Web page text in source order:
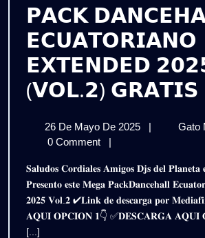
𝗣𝗔𝗖𝗞
𝗘𝗖𝗨𝗔𝗧𝗢𝗥𝗜𝗔𝗡𝗢
𝗘𝗫𝗧𝗘𝗡𝗗𝗘𝗗
(𝗩𝗢𝗟.𝟮) 𝗚𝗥𝗔𝗧𝗜𝗦
26 De Mayo De 2025
26
De
2025
| Gato
0 Comment
|
𝐒𝐚𝐥𝐮𝐝𝐨𝐬 𝐂𝐨𝐫𝐝𝐢𝐚𝐥𝐞𝐬 𝐀𝐦𝐢𝐠𝐨𝐬 𝐃𝐣𝐬 𝐝𝐞𝐥 𝐏𝐥𝐚𝐧𝐞𝐭𝐚 𝐞𝐧𝐭𝐞𝐫𝐨𝐀𝐪𝐮𝐢 𝐥𝐞𝐬
𝐏𝐫𝐞𝐬𝐞𝐧𝐭𝐨 𝐞𝐬𝐭𝐞 𝐌𝐞𝐠𝐚 𝐏𝐚𝐜𝐤𝐃𝐚𝐧𝐜𝐞𝐡𝐚𝐥𝐥
𝟐𝟎𝟐𝟓 𝐕𝐨𝐥.𝟐 ✔𝐋𝐢𝐧𝐤 𝐝𝐞 𝐝𝐞𝐬𝐜𝐚𝐫𝐠𝐚 𝐩𝐨𝐫
𝐀𝐐𝐔𝐈 𝐎𝐏𝐂𝐈𝐎𝐍 𝟏👇 ✅𝐃𝐄𝐒𝐂𝐀𝐑𝐆𝐀 𝐀𝐐𝐔𝐈
[...]